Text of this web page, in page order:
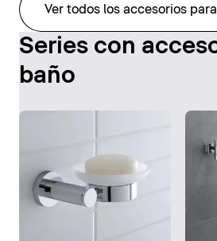
Ver todos los accesorios
Series con
baño